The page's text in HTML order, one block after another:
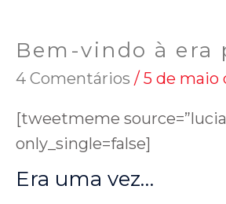
Bem-vindo à era
4 Comentários / 5 de maio
[tweetmeme
only_single=false]
Era uma vez…